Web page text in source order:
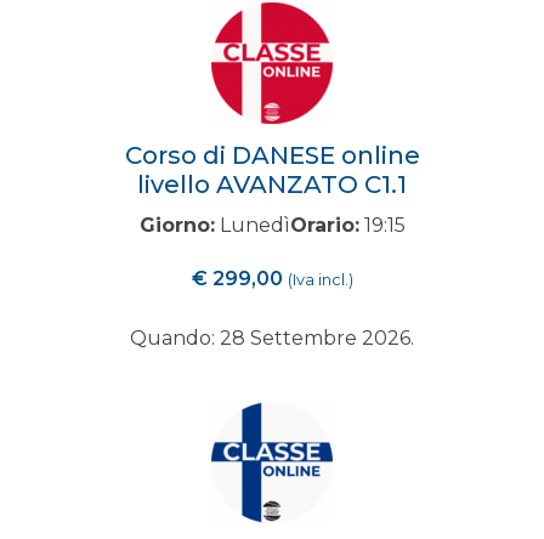
Corso di DANESE online
livello AVANZATO C1.1
Giorno:LunedìOrario:19:15
€299,00 (Iva incl.)
Quando: 28 Settembre 2026.